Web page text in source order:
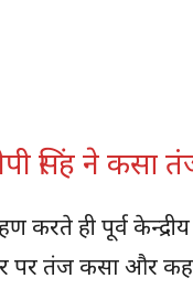
सिंह ने कसा
करते ही पूर्व केन्द्रीय
पर तंज कसा और